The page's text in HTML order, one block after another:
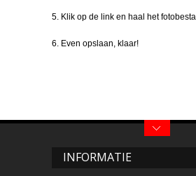
5. Klik op de link en haal het
6. Even opslaan, klaar!
INFORMATIE